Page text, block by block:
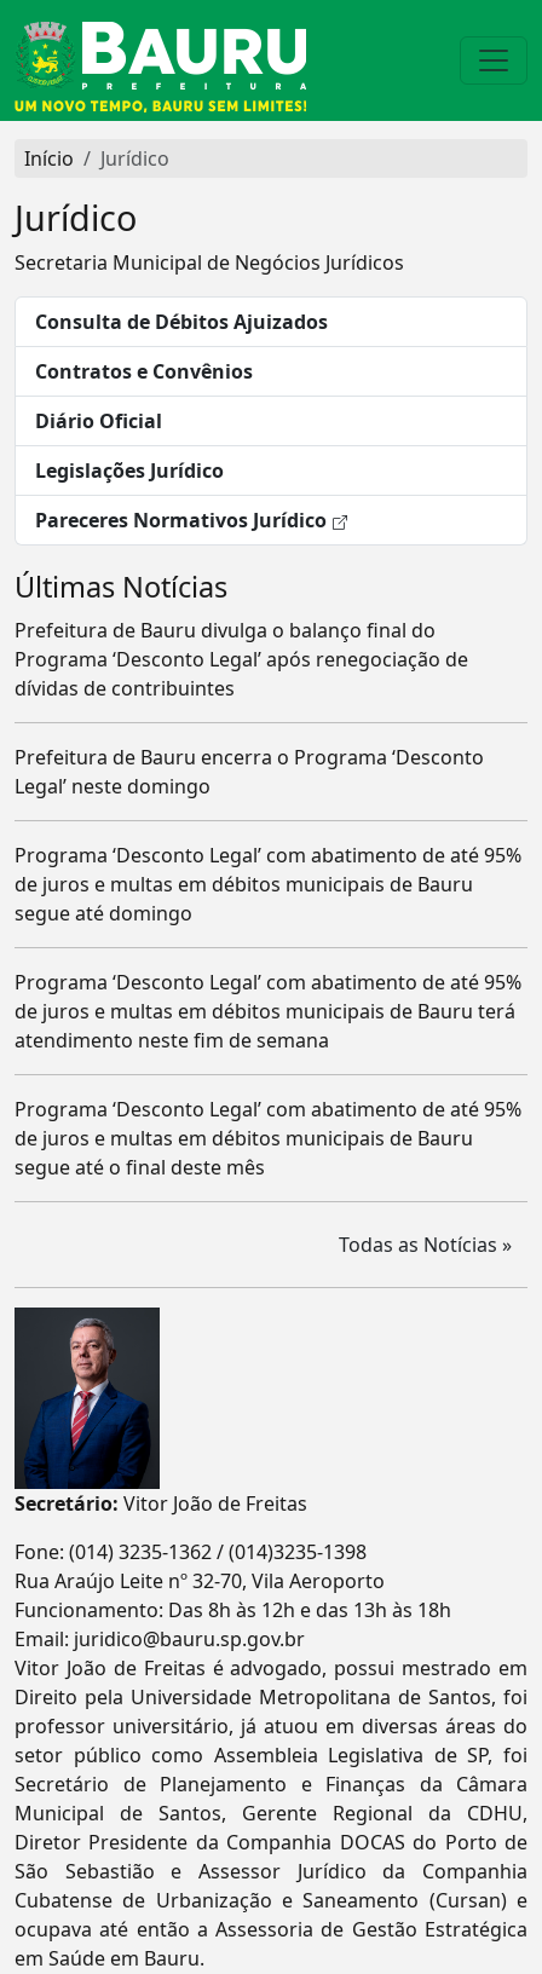
Início Jurídico
Jurídico
Secretaria Municipal de Negócios Jurídicos
Consulta de Débitos Ajuizados
Contratos e Convênios
Diário Oficial
Legislações Jurídico
Pareceres Normativos Jurídico
Últimas Notícias
Prefeitura de Bauru divulga o balanço final do
Programa ‘Desconto Legal’ após renegociação de
dívidas de contribuintes
Prefeitura de Bauru encerra o Programa ‘Desconto
Legal’ neste domingo
Programa ‘Desconto Legal’ com abatimento de até 95%
de juros e multas em débitos municipais de Bauru
segue até domingo
Programa ‘Desconto Legal’ com abatimento de até 95%
de juros e multas em débitos municipais de Bauru terá
atendimento neste fim de semana
Programa ‘Desconto Legal’ com abatimento de até 95%
de juros e multas em débitos municipais de Bauru
segue até o final deste mês
Todas as Notícias »
Secretário: Vitor João de Freitas
Fone: (014) 3235-1362/(014)3235-1398
Rua Araújo Leite nº 32-70, Vila Aeroporto
Funcionamento: Das 8h às 12h e das 13h às 18h
Email: juridico@bauru.sp.gov.br
Vitor João de Freitas é advogado, possui mestrado em
Direito pela Universidade Metropolitana de Santos, foi
professor universitário, já atuou em diversas áreas do
setor público como Assembleia Legislativa de SP, foi
Secretário de Planejamento e Finanças da Câmara
Municipal de Santos, Gerente Regional da CDHU,
Diretor Presidente da Companhia DOCAS do Porto de
São Sebastião e Assessor Jurídico da Companhia
Cubatense de Urbanização e Saneamento (Cursan) e
ocupava até então a Assessoria de Gestão Estratégica
em Saúde em Bauru.